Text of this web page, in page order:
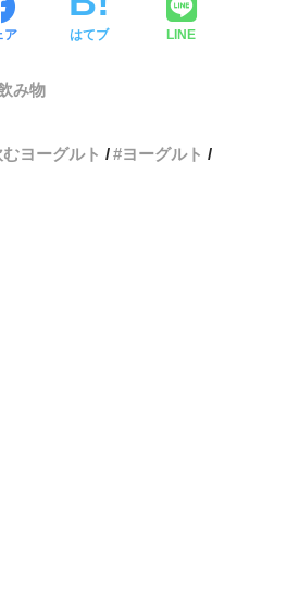
ア はてブ LINE
み物
ヨーグルト
ヨーグルト